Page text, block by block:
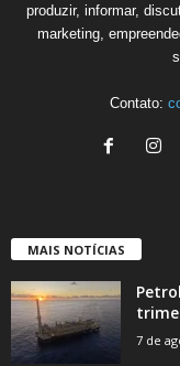
produzir, informar,
marketing,
Contato:
MAIS NOTÍCIAS
7 de